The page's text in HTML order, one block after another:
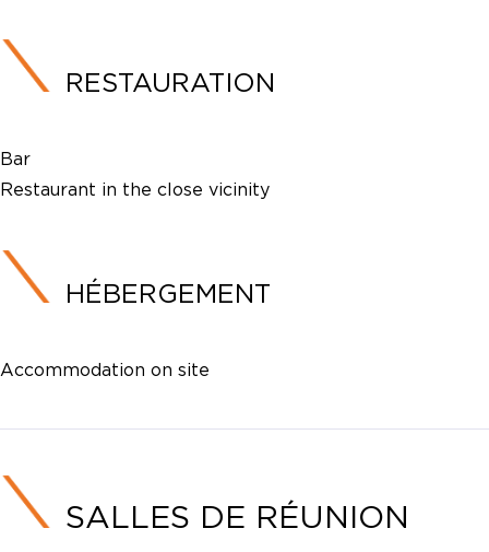
RESTAURATION
Bar
Restaurant in the close vicinity
HÉBERGEMENT
Accommodation on site
SALLES DE RÉUNION